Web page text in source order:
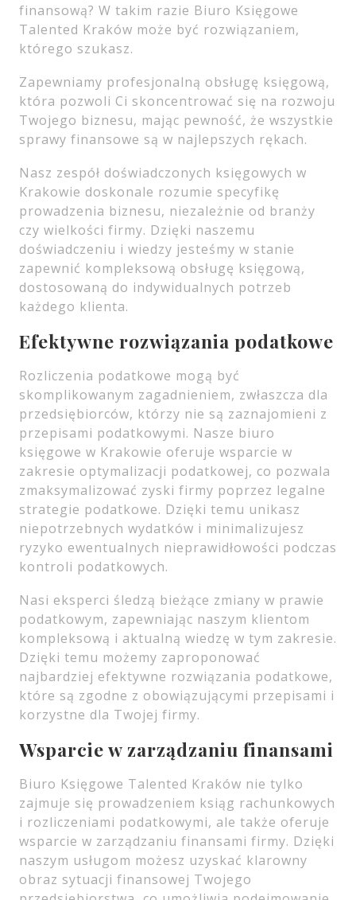
finansową? W takim razie Biuro Księgowe
Talented Kraków może być rozwiązaniem,
którego szukasz.
Zapewniamy profesjonalną obsługę księgową,
która pozwoli Ci skoncentrować się na rozwoju
Twojego biznesu, mając pewność, że wszystkie
sprawy finansowe są w najlepszych rękach.
Nasz zespół doświadczonych księgowych w
Krakowie doskonale rozumie specyfikę
prowadzenia biznesu, niezależnie od branży
czy wielkości firmy. Dzięki naszemu
doświadczeniu i wiedzy jesteśmy w stanie
zapewnić kompleksową obsługę księgową,
dostosowaną do indywidualnych potrzeb
każdego klienta.
Efektywne rozwiązania podatkowe
Rozliczenia podatkowe mogą być
skomplikowanym zagadnieniem, zwłaszcza dla
przedsiębiorców, którzy nie są zaznajomieni z
przepisami podatkowymi. Nasze biuro
księgowe w Krakowie oferuje wsparcie w
zakresie optymalizacji podatkowej, co pozwala
zmaksymalizować zyski firmy poprzez legalne
strategie podatkowe. Dzięki temu unikasz
niepotrzebnych wydatków i minimalizujesz
ryzyko ewentualnych nieprawidłowości podczas
kontroli podatkowych.
Nasi eksperci śledzą bieżące zmiany w prawie
podatkowym, zapewniając naszym klientom
kompleksową i aktualną wiedzę w tym zakresie.
Dzięki temu możemy zaproponować
najbardziej efektywne rozwiązania podatkowe,
które są zgodne z obowiązującymi przepisami i
korzystne dla Twojej firmy.
Wsparcie w zarządzaniu finansami
Biuro Księgowe Talented Kraków nie tylko
zajmuje się prowadzeniem ksiąg rachunkowych
i rozliczeniami podatkowymi, ale także oferuje
wsparcie w zarządzaniu finansami firmy. Dzięki
naszym usługom możesz uzyskać klarowny
obraz sytuacji finansowej Twojego